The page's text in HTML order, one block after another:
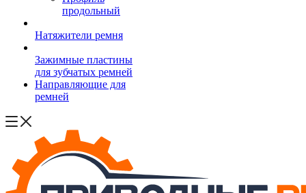
продольный
Натяжители ремня
Зажимные пластины
для зубчатых ремней
Направляющие для
ремней